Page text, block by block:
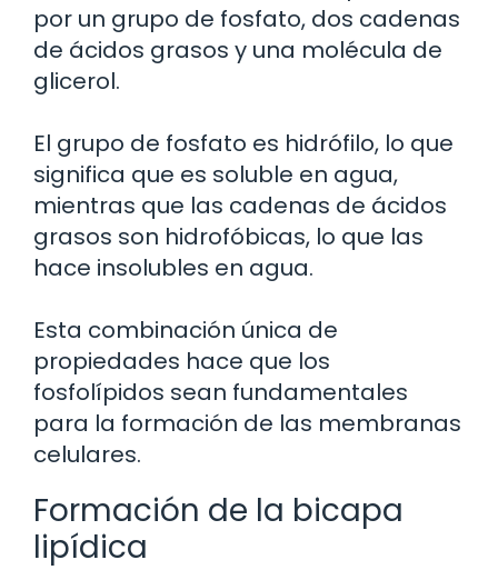
por un grupo de fosfato, dos cadenas
de ácidos grasos y una molécula de
glicerol.
El grupo de fosfato es hidrófilo, lo que
significa que es soluble en agua,
mientras que las cadenas de ácidos
grasos son hidrofóbicas, lo que las
hace insolubles en agua.
Esta combinación única de
propiedades hace que los
fosfolípidos sean fundamentales
para la formación de las membranas
celulares.
Formación de la bicapa
lipídica